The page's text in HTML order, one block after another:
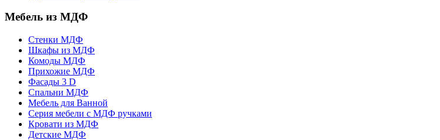
Мебель из МДФ
Стенки МДФ
Шкафы из МДФ
Комоды МДФ
Прихожие МДФ
Фасады 3 D
Спальни МДФ
Мебель для Ванной
Серия мебели с МДФ ручками
Кровати из МДФ
Детские МДФ